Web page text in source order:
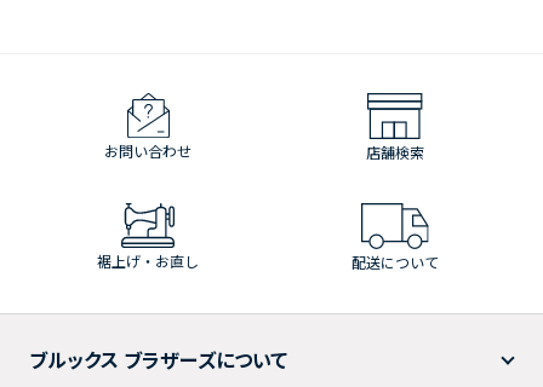
お問い合わせ 店舗検索
裾上げ・お直し 配送について
ブルックス ブラザーズについて